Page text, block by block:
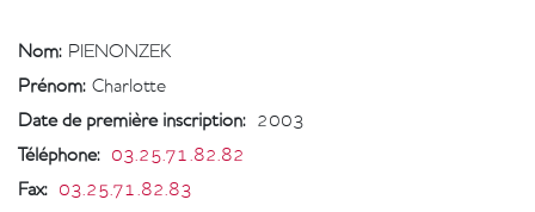
Nom: PIENONZEK
Prénom: Charlotte
Date de première inscription: 2003
Téléphone: 03.25.71.82.82
Fax: 03.25.71.82.83